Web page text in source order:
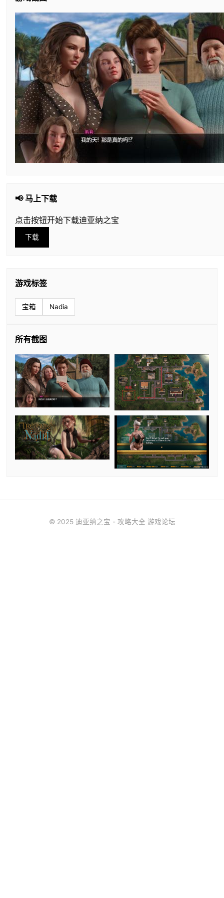
📢 马上下载
点击按钮开始下载迪亚纳之宝
下载
游戏标签
宝箱 Nadia
所有截图
© 2025 迪亚纳之宝 - 攻略大全 游戏论坛